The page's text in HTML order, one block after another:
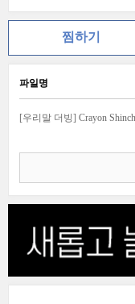
찜하기
파일명